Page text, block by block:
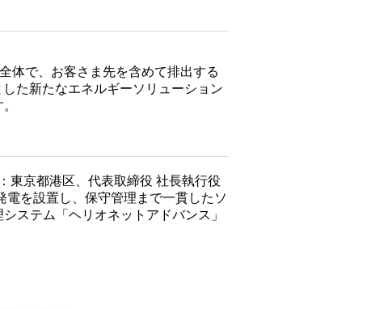
体で、お客さま先を含めて排出する
た新たなエネルギーソリューション
東京都港区、代表取締役 社長執行役
を設置し、保守管理まで一貫したソ
ステム「ヘリオネットアドバンス」